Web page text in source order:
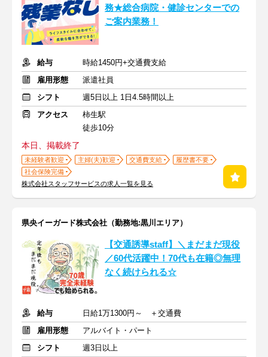
務★総合病院・健診センターでの
ご案内業務！
給与
時給1450円+交通費支給
雇用形態
派遣社員
シフト
週5日以上 1日4.5時間以上
アクセス
柿生駅
徒歩10分
本日、掲載終了
未経験者歓迎 主婦(夫)歓迎 交通費支給
履歴書不要
社会保険完備
株式会社スタッフサービスの求人一覧を見る
県央イーガード株式会社（勤務地:黒川エリア）
【交通誘導staff】＼まだまだ現役
／60代活躍中！70代も在籍◎無理
なく続けられる☆
給与
日給1万1300円～ ＋交通費
雇用形態
アルバイト・パート
シフト
週3日以上